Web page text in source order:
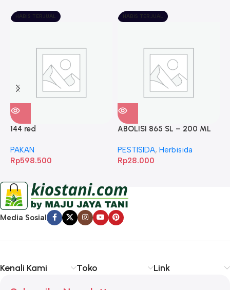
HABIS TERJUAL
144 red
PAKAN
Rp598.500
HABIS TERJUAL
ABOLISI 865 SL – 200 ML
PESTISIDA, Herbisida
Rp28.000
Media Sosial
Kenali Kami Toko Link